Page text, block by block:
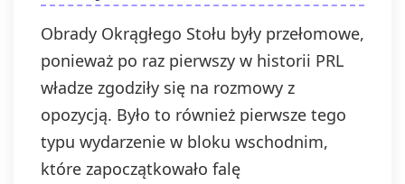
Obrady Okrągłego Stołu były przełomowe,
ponieważ po raz pierwszy w historii PRL
władze zgodziły się na rozmowy z
opozycją. Było to również pierwsze tego
typu wydarzenie w bloku wschodnim,
które zapoczątkowało falę